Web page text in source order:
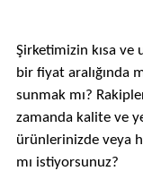
Şirketimizin kısa
bir fiyat aralığında
sunmak mı?
zamanda kalite ve
ürünlerinizde veya
mı istiyorsunuz?